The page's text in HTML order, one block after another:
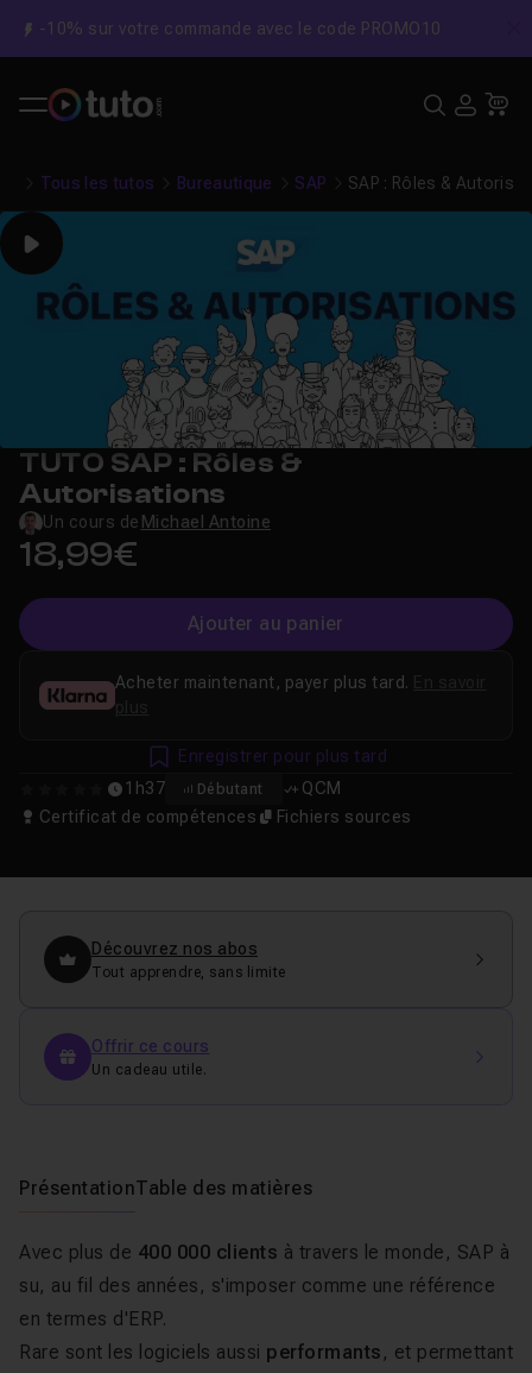
-10% sur votre commande avec le code PROMO10
Tous les tutos Bureautique SAP SAP : Rôles &
Play
TUTO SAP : Rôles &
Autorisations
Un cours de Michael Antoine
18,99€
Ajouter au panier
1h37 Débutant
QCM
Certificat de compétences
Fichiers sources
Acheter maintenant, payer plus tard.
plus
Enregistrer pour plus tard
Découvrez nos abos
Tout apprendre, sans limite
Offrir ce cours
Un cadeau utile.
PrésentationTable des matières
Avec plus de 400 000 clients à travers le monde, SAP à
su, au fil des années, s'imposer comme une référence
en termes d'ERP.
Rare sont les logiciels aussi performants , et permettant